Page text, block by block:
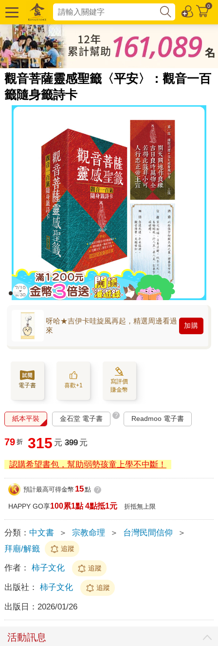
0
觀音菩薩靈感聖籤〈平安〉：觀音一百
籤隨身籤詩卡
呀哈★吉伊卡哇旋風再起，精選周邊看過
來
加購
電子書 喜歡+1
寫評價
賺金幣
紙本平裝 金石堂 電子書 ? Readmoo 電子書
79 折 315 元 399 元
認購希望書包，幫助弱勢孩童上學不中斷！
預計最高可得金幣 15點 ?
HAPPY GO享100累1點 4點抵1元 折抵無上限
分類： 中文書 ＞ 宗教命理 ＞ 台灣民間信仰
＞
拜廟/解籤
追蹤
作者： 柿子文化 追蹤
出版社： 柿子文化 追蹤
出版日： 2026/01/26
活動訊息